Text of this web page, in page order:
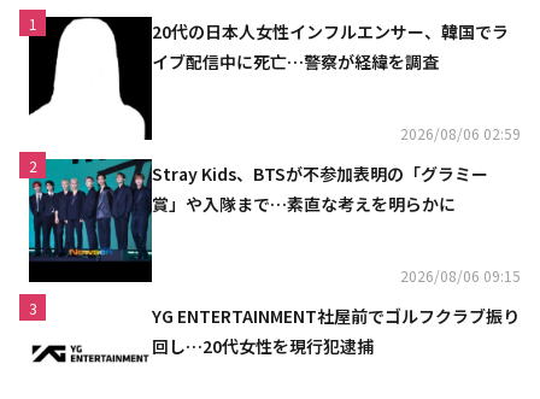
1
20代の日本人女性インフルエンサー、韓国でラ
イブ配信中に死亡…警察が経緯を調査
2026/08/06 02:59
2
Stray Kids、BTSが不参加表明の「グラミー
賞」や入隊まで…素直な考えを明らかに
2026/08/06 09:15
3
YG ENTERTAINMENT社屋前でゴルフクラブ振り
回し…20代女性を現行犯逮捕